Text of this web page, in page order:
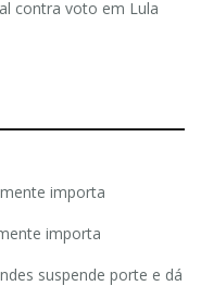
contra voto em Lula
importa
importa
suspende porte e dá